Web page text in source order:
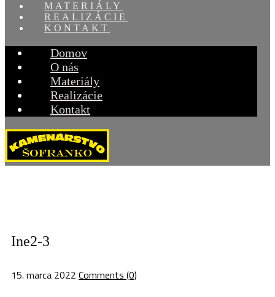
MATERIÁLY
REALIZÁCIE
KONTAKT
Domov
O nás
Materiály
Realizácie
Kontakt
Ine2-3
15. marca 2022 Comments (0)